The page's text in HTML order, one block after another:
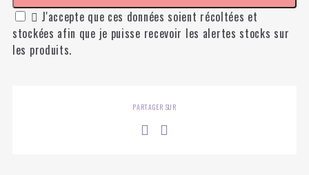
 J'accepte que ces données soient récoltées et
stockées afin que je puisse recevoir les alertes stocks sur
les produits.
PARTAGER SUR